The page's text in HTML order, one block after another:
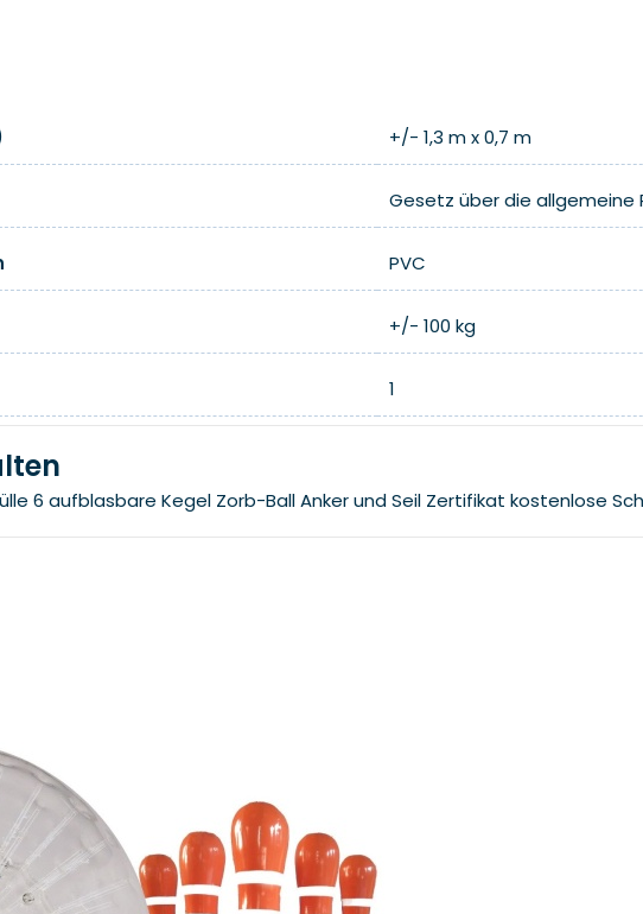
+/- 1,3 m x 0,7 m
Gesetz über die allgemeine
PVC
+/- 100 kg
1
6 aufblasbare Kegel Zorb-BallAnker und Seil Zertifikat kostenlose